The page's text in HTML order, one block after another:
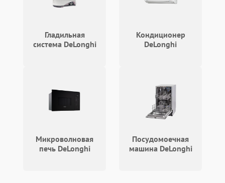
Гладильная
система DeLonghi
Кондиционер
DeLonghi
Микроволновая
печь DeLonghi
Посудомоечная
машина DeLonghi